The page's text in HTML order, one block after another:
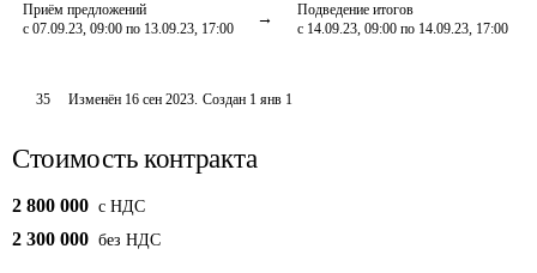
Приём предложений
с 07.09.23, 09:00 по 13.09.23, 17:00
Подведение итогов
с 14.09.23, 09:00 по 14.09.23, 17:00
35 Изменён 16 сен 2023. Создан 1 янв 1
Стоимость контракта
2 800 000 c НДС
2 300 000 без НДС